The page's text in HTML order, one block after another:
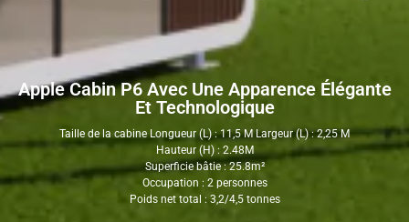
Apple Cabin P6 Avec Une Apparence Élégante
Et Technologique
Taille de la cabine Longueur (L) : 11,5 M Largeur (L) : 2,25 M
Hauteur (H) : 2.48M
Superficie bâtie : 25.8m²
Occupation : 2 personnes
Poids net total : 3,2/4,5 tonnes